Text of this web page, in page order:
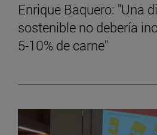
Enrique Baquero: "Una
sostenible no debería
5-10% de carne"